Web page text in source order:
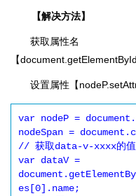
【解决方法】
获取属性名
【
设置属性【
var nodeP =
nodeSpan =
// 获取data-v-xxxx的值
var dataV =
es[0].name;